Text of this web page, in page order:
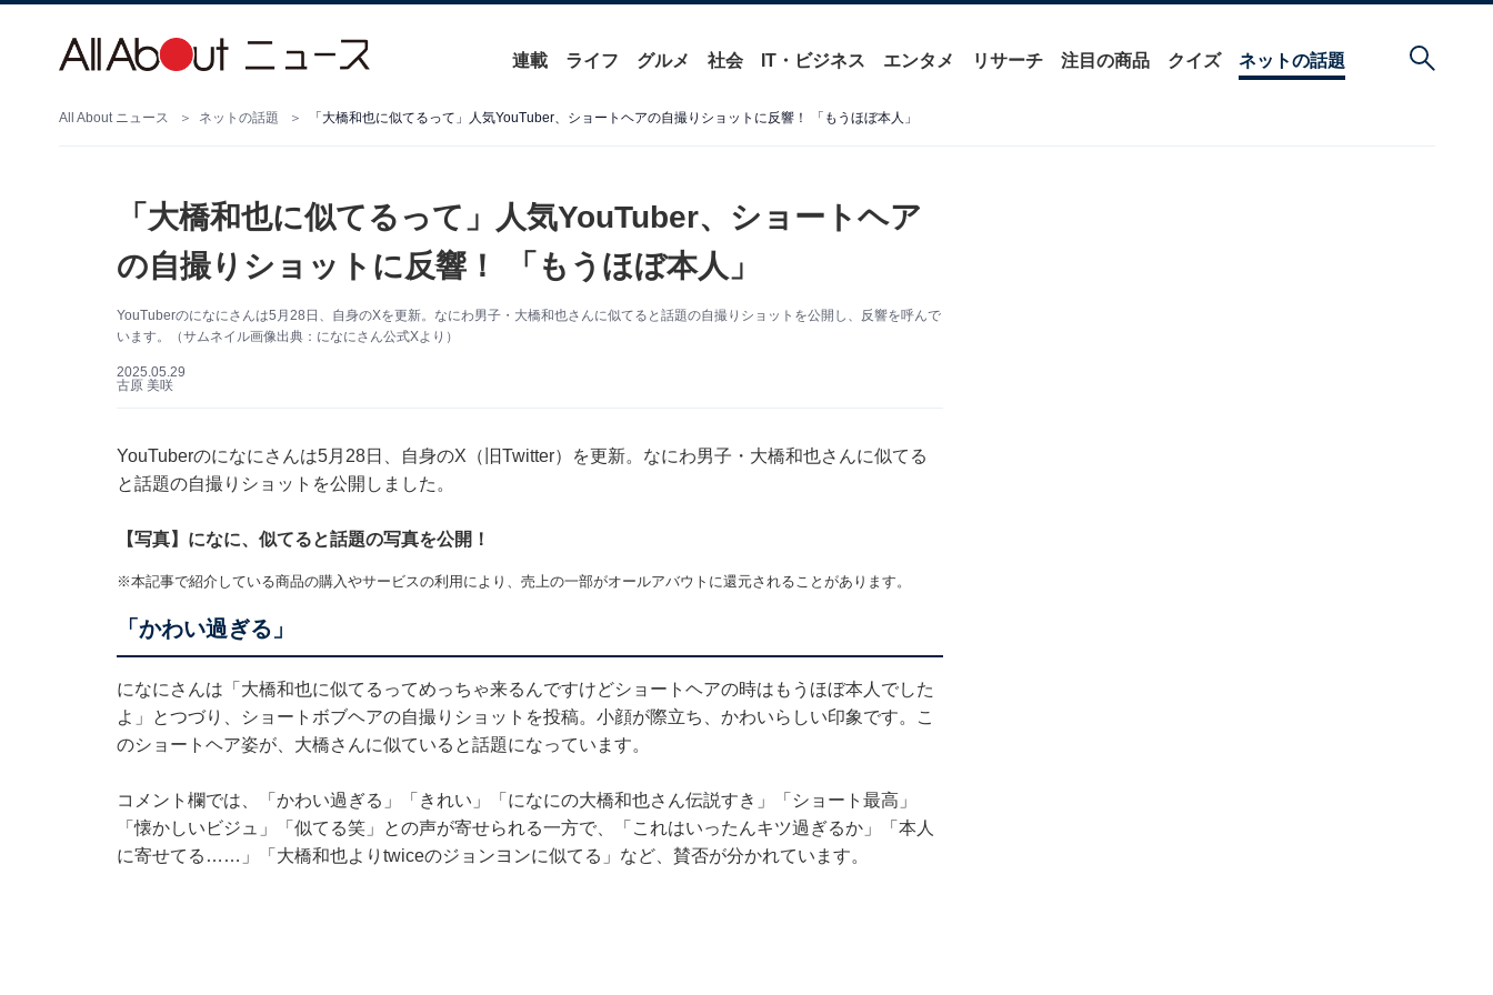
連載 ライフ グルメ 社会 IT・ビジネス エンタメ リサーチ 注目の商品 クイズ ネットの話題
All About ニュース ネットの話題 「大橋和也に似てるって」人気YouTuber、ショートヘアの自撮りショットに反響！ 「もうほぼ本人」
「大橋和也に似てるって」人気YouTuber、ショートヘア
の自撮りショットに反響！ 「もうほぼ本人」
YouTuberのになにさんは5月28日、自身のXを更新。なにわ男子・大橋和也さんに似てると話題の自撮りショットを公開し、反響を呼んで
います。（サムネイル画像出典：になにさん公式Xより）
2025.05.29
古原 美咲
YouTuberのになにさんは5月28日、自身のX（旧Twitter）を更新。なにわ男子・大橋和也さんに似てる
と話題の自撮りショットを公開しました。
【写真】になに、似てると話題の写真を公開！
※本記事で紹介している商品の購入やサービスの利用により、売上の一部がオールアバウトに還元されることがあります。
「かわい過ぎる」
になにさんは「大橋和也に似てるってめっちゃ来るんですけどショートヘアの時はもうほぼ本人でした
よ」とつづり、ショートボブヘアの自撮りショットを投稿。小顔が際立ち、かわいらしい印象です。こ
のショートヘア姿が、大橋さんに似ていると話題になっています。
コメント欄では、「かわい過ぎる」「きれい」「になにの大橋和也さん伝説すき」「ショート最高」
「懐かしいビジュ」「似てる笑」との声が寄せられる一方で、「これはいったんキツ過ぎるか」「本人
に寄せてる……」「大橋和也よりtwiceのジョンヨンに似てる」など、賛否が分かれています。